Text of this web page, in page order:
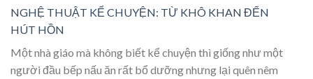
NGHỆ THUẬT KỂ CHUYỆN: TỪ KHÔ KHAN ĐẾN
HÚT HỒN
Một nhà giáo mà không biết kể chuyện thì giống như một
người đầu bếp nấu ăn rất bổ dưỡng nhưng lại quên nêm